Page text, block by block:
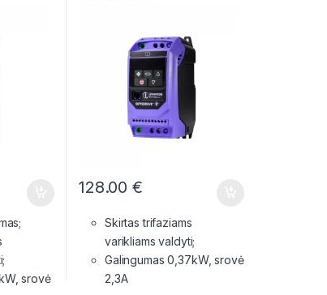
srovė
128.00€
Skirtas trifaziams
varikliams valdyti;
Galingumas 0,37kW, srovė
2,3A